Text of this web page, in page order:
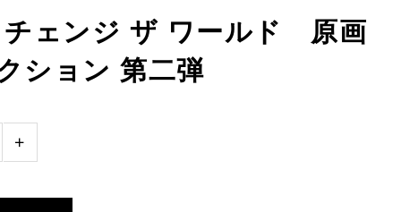
チェンジ ザ ワールド 原画
ション 第二弾
+